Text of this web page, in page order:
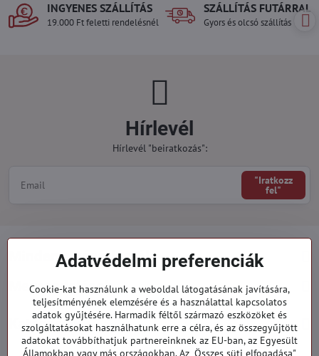
INGYENES SZÁLLÍTÁS
19.000 Ft feletti rendelésnél
SZÁLLÍTÁS FUTÁRRAL
Gyors és olcsó szállítás
Hírlevél
Hírlevél "beiratkozás":
"Iratkozz
fel"
Minden a vásárlásról
Megrendelések
Kategóriák
Adatvédelmi preferenciák
Cookie-kat használunk a weboldal látogatásának javítására,
teljesítményének elemzésére és a használattal kapcsolatos
adatok gyűjtésére. Harmadik féltől származó eszközöket és
szolgáltatásokat használhatunk erre a célra, és az összegyűjtött
adatokat továbbíthatjuk partnereinknek az EU-ban, az Egyesült
Államokban vagy más országokban. Az „Összes süti elfogadása"